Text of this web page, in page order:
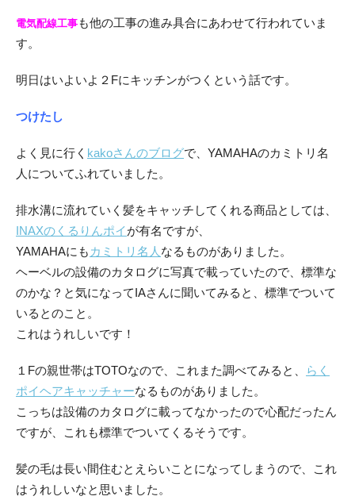
電気配線工事 も他の工事の進み具合にあわせて行われていま
す。
明日はいよいよ２Fにキッチンがつくという話です。
つけたし
よく見に行く kakoさんのブログで、YAMAHAのカミトリ名
人についてふれていました。
排水溝に流れていく髪をキャッチしてくれる商品としては、
INAXのくるりんポイが有名ですが、
YAMAHAにも カミトリ名人 なるものがありました。
ヘーベルの設備のカタログに写真で載っていたので、標準な
のかな？と気になってIAさんに聞いてみると、標準でついて
いるとのこと。
これはうれしいです！
１Fの親世帯はTOTOなので、これまた調べてみると、
らく
ポイヘアキャッチャーなるものがありました。
こっちは設備のカタログに載ってなかったので心配だったん
ですが、これも標準でついてくるそうです。
髪の毛は長い間住むとえらいことになってしまうので、これ
はうれしいなと思いました。